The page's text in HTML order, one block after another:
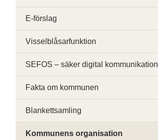
E-förslag
Visselblåsarfunktion
SEFOS – säker digital kommunikation
Fakta om kommunen
Blankettsamling
Kommunens organisation